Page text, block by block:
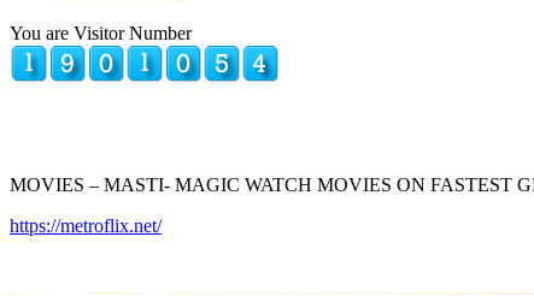
You are Visitor Number
MOVIES – MASTI- MAGIC WATCH MOVIES ON FASTEST
https://metroflix.net/